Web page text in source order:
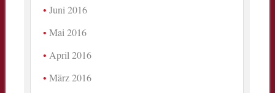
Juni 2016
Mai 2016
April 2016
März 2016